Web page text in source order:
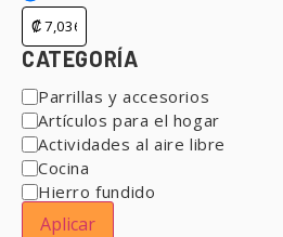
CATEGORÍA
Parrillas y accesorios
Artículos para el hogar
Actividades al aire libre
Cocina
Hierro fundido
Aplicar